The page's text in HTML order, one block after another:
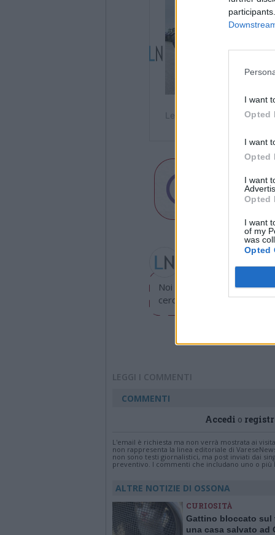
I want
Opted
I want
Opted
I want
Opted
I want
of my
was
Opted
Noi di LegnanoNews
cerchiamo di essere
LEGGI I COMMENTI
COMMENTI
Accedi o
L'email è richiesta ma non verrà mostrata ai
non rappresenta la linea editoriale di
non sono testi giornalistici, ma post inviati dai
preventivo. I commenti che includano uno o
ALTRE NOTIZIE DI OSSONA
CURIOSITÀ
Gattino bloccato sul
una casa salvato ad